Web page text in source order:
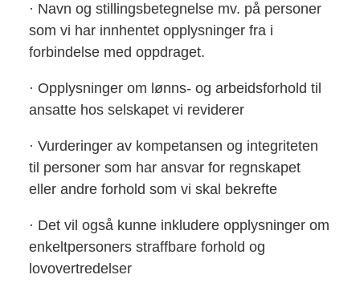
· Navn og stillingsbetegnelse mv. på personer
som vi har innhentet opplysninger fra i
forbindelse med oppdraget.
· Opplysninger om lønns- og arbeidsforhold til
ansatte hos selskapet vi reviderer
· Vurderinger av kompetansen og integriteten
til personer som har ansvar for regnskapet
eller andre forhold som vi skal bekrefte
· Det vil også kunne inkludere opplysninger om
enkeltpersoners straffbare forhold og
lovovertredelser